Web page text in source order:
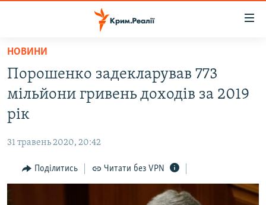
Перейти
основного
матеріалу
Перейти
до
основної
навігації
Перейти
до
ВОДА.КРИМ
ВІДЕО ТА ФОТО
БЛОГИ
ПОГЛЯД
НОВИНИ
Порошенко задекларував 773
мільйони гривень доходів за 2019
рік
31 травень 2020, 20:42
Поділитись Читати без VPN